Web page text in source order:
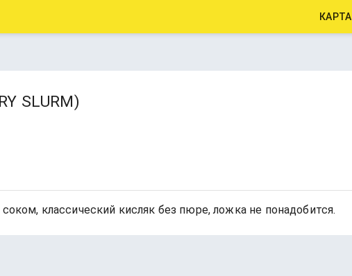
КАРТА
SLURM)
классический кисляк без пюре, ложка не понадобится.